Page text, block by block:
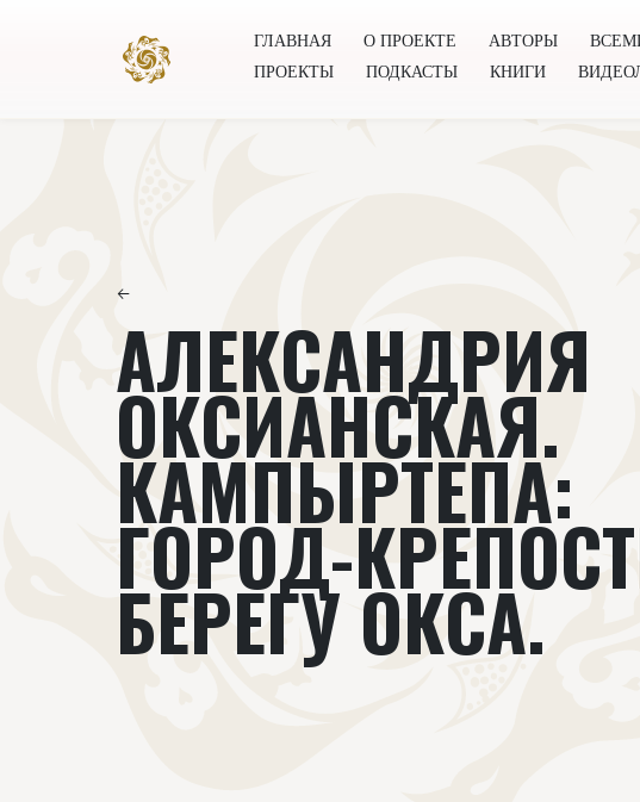
ГЛАВНАЯ О ПРОЕКТЕ АВТОРЫ
ПРОЕКТЫ
ПОДКАСТЫ КНИГИ
←
АЛЕКСАНДРИЯ
ОКСИАНСКАЯ.
КАМПЫРТЕПА:
ГОРОД-
БЕРЕГУ ОКСА.